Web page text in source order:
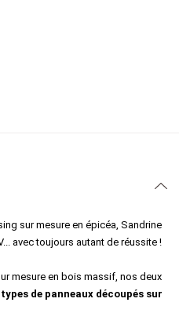
sur mesure en épicéa, Sandrine
avec toujours autant de réussite !
mesure en bois massif, nos deux
de panneaux découpés sur